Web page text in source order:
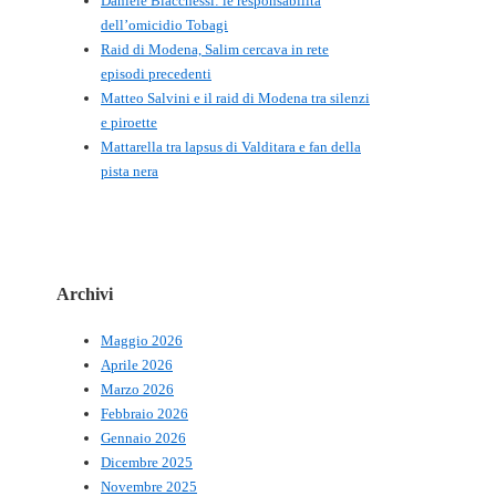
dell’omicidio Tobagi
Raid di Modena, Salim cercava in rete
episodi precedenti
Matteo Salvini e il raid di Modena tra silenzi
e piroette
Mattarella tra lapsus di Valditara e fan della
pista nera
Archivi
Maggio 2026
Aprile 2026
Marzo 2026
Febbraio 2026
Gennaio 2026
Dicembre 2025
Novembre 2025